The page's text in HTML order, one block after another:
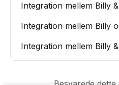
Integration mellem Billy
Integration mellem Billy
Integration mellem Billy